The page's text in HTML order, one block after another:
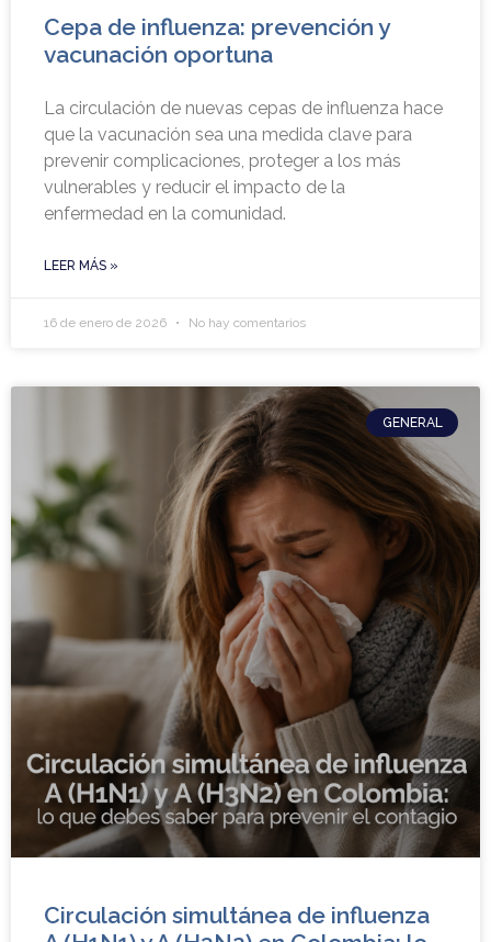
Cepa de influenza: prevención y
vacunación oportuna
La circulación de nuevas cepas de influenza hace
que la vacunación sea una medida clave para
prevenir complicaciones, proteger a los más
vulnerables y reducir el impacto de la
enfermedad en la comunidad.
LEER MÁS »
16 de enero de 2026 No hay comentarios
GENERAL
Circulación simultánea de influenza